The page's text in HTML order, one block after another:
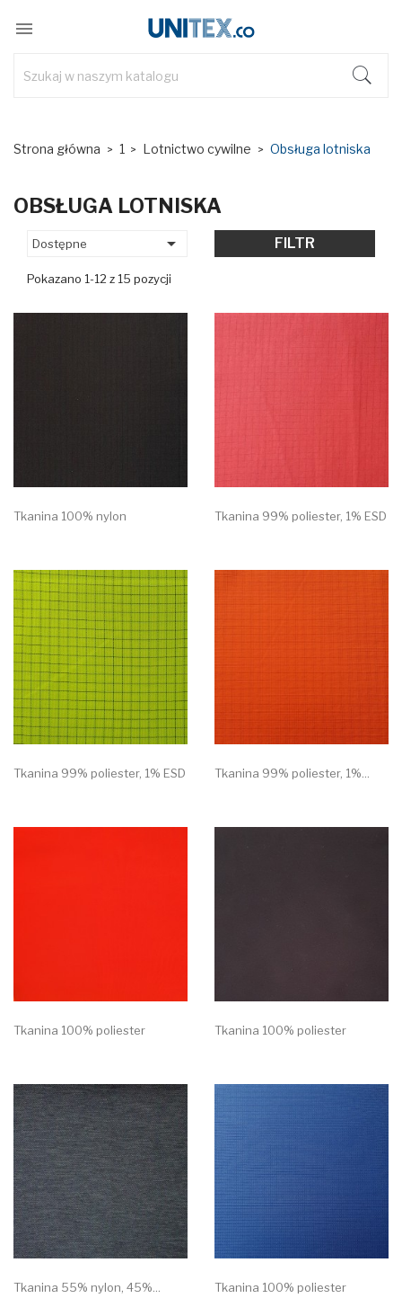

Strona główna 1 Lotnictwo cywilne Obsługa lotniska
OBSŁUGA LOTNISKA
Dostępne  FILTR
Pokazano 1-12 z 15 pozycji
Tkanina 100% nylon Tkanina 99% poliester, 1% ESD
Tkanina 99% poliester, 1% ESD Tkanina 99% poliester, 1%...
Tkanina 100% poliester Tkanina 100% poliester
Tkanina 55% nylon, 45%... Tkanina 100% poliester